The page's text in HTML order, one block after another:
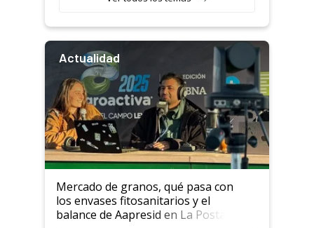
Actualidad
Mercado de granos, qué pasa con
los envases fitosanitarios y el
balance de Aapresid en La Posta